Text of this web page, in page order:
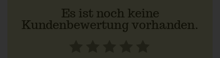
Es ist noch keine
Kundenbewertung vorhanden.